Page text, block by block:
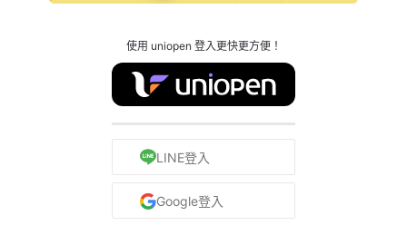
使用 uniopen 登入更快更方便！
LINE登入
Google登入